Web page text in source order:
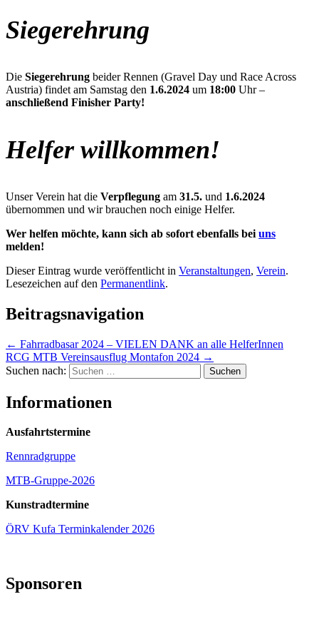
Siegerehrung
Die Siegerehrung beider Rennen (Gravel Day und Race Across
Austria) findet am Samstag den 1.6.2024 um 18:00 Uhr –
anschließend Finisher Party!
Helfer willkommen!
Unser Verein hat die Verpflegung am 31.5. und 1.6.2024
übernommen und wir brauchen noch einige Helfer.
Wer helfen möchte, kann sich ab sofort ebenfalls bei uns
melden!
Dieser Eintrag wurde veröffentlicht in Veranstaltungen, Verein.
Lesezeichen auf den Permanentlink.
Beitragsnavigation
← Fahrradbasar 2024 – VIELEN DANK an alle HelferInnen
RCG MTB Vereinsausflug Montafon 2024 →
Suchen nach:
Informationen
Ausfahrtstermine
Rennradgruppe
MTB-Gruppe-2026
Kunstradtermine
ÖRV Kufa Terminkalender 2026
Sponsoren